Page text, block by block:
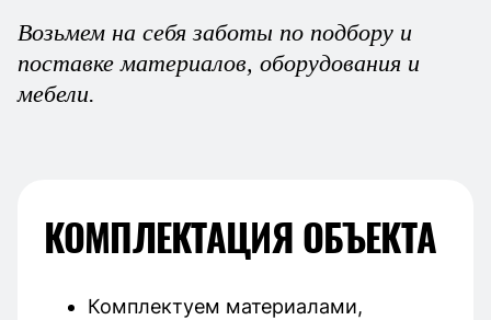
Возьмем на себя заботы по подбору и
поставке материалов, оборудования и
мебели.
КОМПЛЕКТАЦИЯ ОБЪЕКТА
Комплектуем материалами,